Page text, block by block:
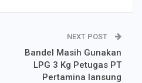
NEXT POST
Bandel Masih Gunakan
LPG 3 Kg Petugas PT
Pertamina lansung